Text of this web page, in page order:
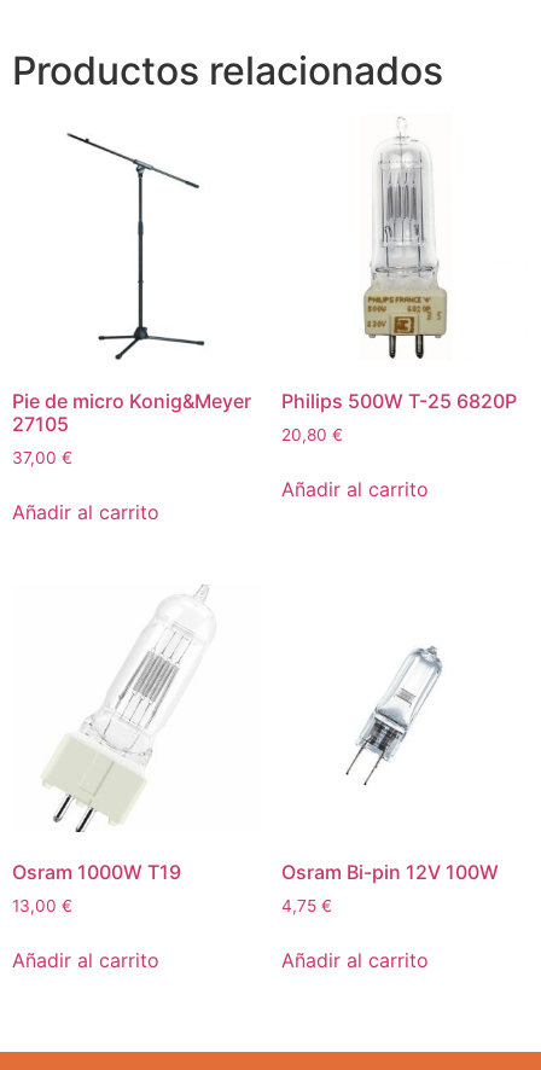
Productos relacionados
Pie de micro Konig&Meyer
27105
37,00 €
Añadir al carrito
Philips 500W T-25 6820P
20,80 €
Añadir al carrito
Osram 1000W T19
13,00 €
Añadir al carrito
Osram Bi-pin 12V 100W
4,75 €
Añadir al carrito